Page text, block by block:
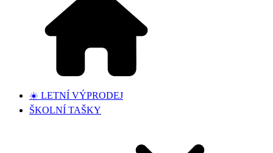
☀️ LETNÍ VÝPRODEJ
ŠKOLNÍ TAŠKY